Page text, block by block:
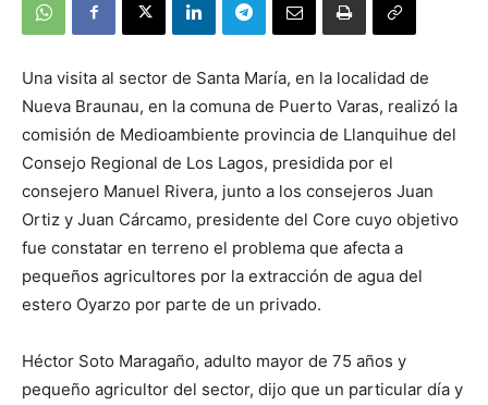
Una visita al sector de Santa María, en la localidad de
Nueva Braunau, en la comuna de Puerto Varas, realizó la
comisión de Medioambiente provincia de Llanquihue del
Consejo Regional de Los Lagos, presidida por el
consejero Manuel Rivera, junto a los consejeros Juan
Ortiz y Juan Cárcamo, presidente del Core cuyo objetivo
fue constatar en terreno el problema que afecta a
pequeños agricultores por la extracción de agua del
estero Oyarzo por parte de un privado.
Héctor Soto Maragaño, adulto mayor de 75 años y
pequeño agricultor del sector, dijo que un particular día y